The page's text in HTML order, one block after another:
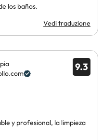
los baños.
Vedi traduzione
9.3
y profesional, la limpieza